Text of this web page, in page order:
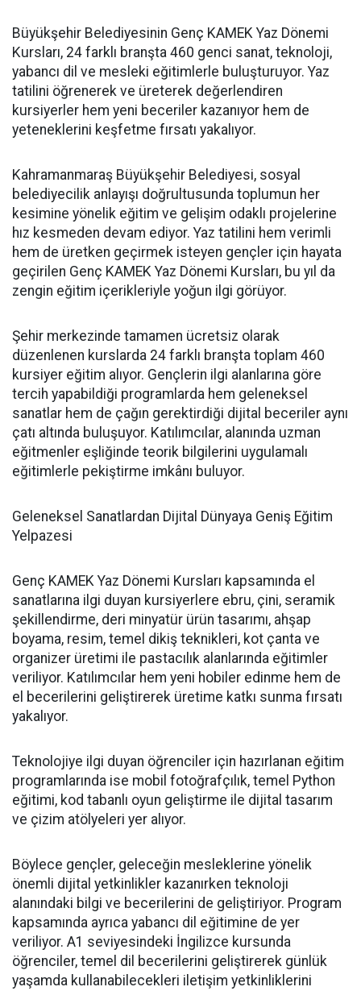
Büyükşehir Belediyesinin Genç KAMEK Yaz Dönemi
Kursları, 24 farklı branşta 460 genci sanat, teknoloji,
yabancı dil ve mesleki eğitimlerle buluşturuyor. Yaz
tatilini öğrenerek ve üreterek değerlendiren
kursiyerler hem yeni beceriler kazanıyor hem de
yeteneklerini keşfetme fırsatı yakalıyor.
Kahramanmaraş Büyükşehir Belediyesi, sosyal
belediyecilik anlayışı doğrultusunda toplumun her
kesimine yönelik eğitim ve gelişim odaklı projelerine
hız kesmeden devam ediyor. Yaz tatilini hem verimli
hem de üretken geçirmek isteyen gençler için hayata
geçirilen Genç KAMEK Yaz Dönemi Kursları, bu yıl da
zengin eğitim içerikleriyle yoğun ilgi görüyor.
Şehir merkezinde tamamen ücretsiz olarak
düzenlenen kurslarda 24 farklı branşta toplam 460
kursiyer eğitim alıyor. Gençlerin ilgi alanlarına göre
tercih yapabildiği programlarda hem geleneksel
sanatlar hem de çağın gerektirdiği dijital beceriler aynı
çatı altında buluşuyor. Katılımcılar, alanında uzman
eğitmenler eşliğinde teorik bilgilerini uygulamalı
eğitimlerle pekiştirme imkânı buluyor.
Geleneksel Sanatlardan Dijital Dünyaya Geniş Eğitim
Yelpazesi
Genç KAMEK Yaz Dönemi Kursları kapsamında el
sanatlarına ilgi duyan kursiyerlere ebru, çini, seramik
şekillendirme, deri minyatür ürün tasarımı, ahşap
boyama, resim, temel dikiş teknikleri, kot çanta ve
organizer üretimi ile pastacılık alanlarında eğitimler
veriliyor. Katılımcılar hem yeni hobiler edinme hem de
el becerilerini geliştirerek üretime katkı sunma fırsatı
yakalıyor.
Teknolojiye ilgi duyan öğrenciler için hazırlanan eğitim
programlarında ise mobil fotoğrafçılık, temel Python
eğitimi, kod tabanlı oyun geliştirme ile dijital tasarım
ve çizim atölyeleri yer alıyor.
Böylece gençler, geleceğin mesleklerine yönelik
önemli dijital yetkinlikler kazanırken teknoloji
alanındaki bilgi ve becerilerini de geliştiriyor. Program
kapsamında ayrıca yabancı dil eğitimine de yer
veriliyor. A1 seviyesindeki İngilizce kursunda
öğrenciler, temel dil becerilerini geliştirerek günlük
yaşamda kullanabilecekleri iletişim yetkinliklerini